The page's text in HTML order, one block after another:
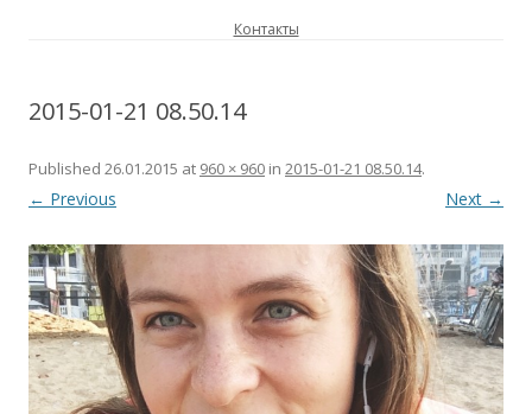
Контакты
2015-01-21 08.50.14
Published 26.01.2015 at 960 × 960 in 2015-01-21 08.50.14.
← Previous Next →